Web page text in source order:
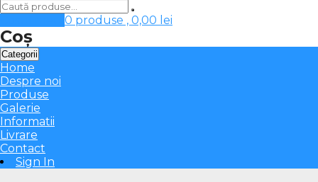
0 produse , 0,00 lei
Coș
Categorii
Home
Despre noi
Produse
Galerie
Informatii
Livrare
Contact
Sign In